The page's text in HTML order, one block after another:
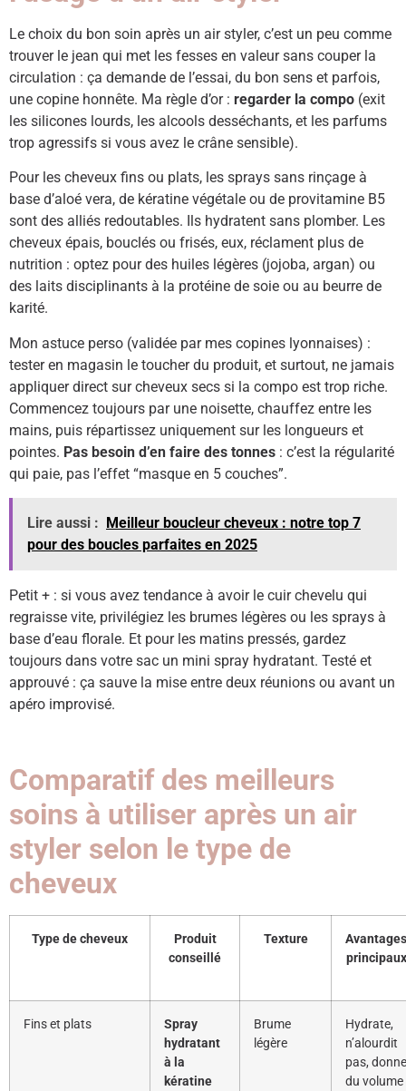
Le choix du bon soin après un air styler, c’est un peu comme
trouver le jean qui met les fesses en valeur sans couper la
circulation : ça demande de l’essai, du bon sens et parfois,
une copine honnête. Ma règle d’or : regarder la compo (exit
les silicones lourds, les alcools desséchants, et les parfums
trop agressifs si vous avez le crâne sensible).
Pour les cheveux fins ou plats, les sprays sans rinçage à
base d’aloé vera, de kératine végétale ou de provitamine B5
sont des alliés redoutables. Ils hydratent sans plomber. Les
cheveux épais, bouclés ou frisés, eux, réclament plus de
nutrition : optez pour des huiles légères (jojoba, argan) ou
des laits disciplinants à la protéine de soie ou au beurre de
karité.
Mon astuce perso (validée par mes copines lyonnaises) :
tester en magasin le toucher du produit, et surtout, ne jamais
appliquer direct sur cheveux secs si la compo est trop riche.
Commencez toujours par une noisette, chauffez entre les
mains, puis répartissez uniquement sur les longueurs et
pointes. Pas besoin d’en faire des tonnes : c’est la régularité
qui paie, pas l’effet “masque en 5 couches”.
Lire aussi : Meilleur boucleur cheveux : notre top 7
pour des boucles parfaites en 2025
Petit + : si vous avez tendance à avoir le cuir chevelu qui
regraisse vite, privilégiez les brumes légères ou les sprays à
base d’eau florale. Et pour les matins pressés, gardez
toujours dans votre sac un mini spray hydratant. Testé et
approuvé : ça sauve la mise entre deux réunions ou avant un
apéro improvisé.
Comparatif des meilleurs
soins à utiliser après un air
styler selon le type de
cheveux
Type de cheveux
Produit
conseillé
Texture
Avantages
principaux
Fins et plats
Spray
hydratant
à la
kératine
Brume
légère
Hydrate,
n’alourdit
pas, donne
du volume